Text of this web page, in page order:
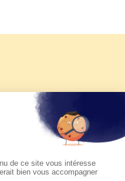
d'été 2026 de KTO
du pape Léon
à suivre sur KTO le